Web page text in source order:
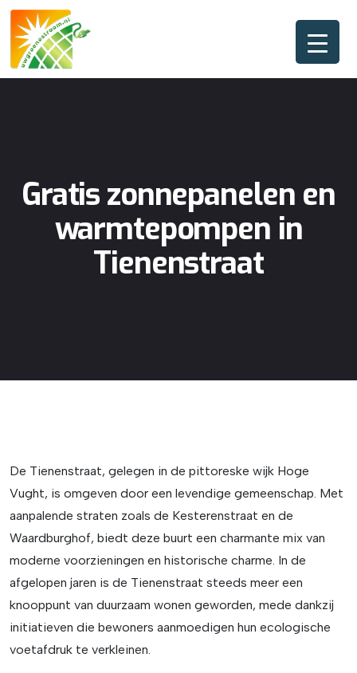
Gratis zonnepanelen en
warmtepompen in
Tienenstraat
De Tienenstraat, gelegen in de pittoreske wijk Hoge
Vught, is omgeven door een levendige gemeenschap. Met
aanpalende straten zoals de Kesterenstraat en de
Waardburghof, biedt deze buurt een charmante mix van
moderne voorzieningen en historische charme. In de
afgelopen jaren is de Tienenstraat steeds meer een
knooppunt van duurzaam wonen geworden, mede dankzij
initiatieven die bewoners aanmoedigen hun ecologische
voetafdruk te verkleinen.